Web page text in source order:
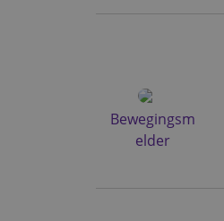
Bewegingsm
elder